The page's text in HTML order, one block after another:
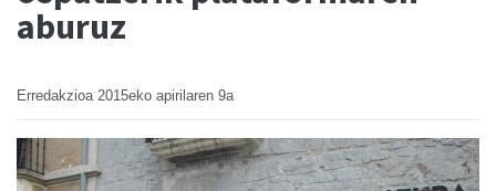
aburuz
Erredakzioa 2015eko apirilaren 9a